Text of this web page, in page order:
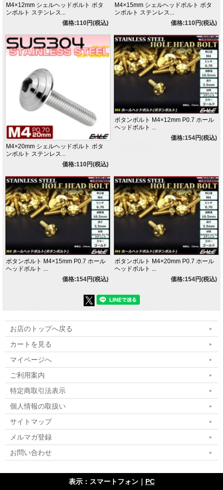
M4×12mm シェルヘッドボルト ボタ
ンボルト ステンレス...
価格:110円(税込)
M4×15mm シェルヘッドボルト ボタ
ンボルト ステンレス...
価格:110円(税込)
M4×20mm シェルヘッドボルト ボタ
ンボルト ステンレス...
価格:110円(税込)
ボタンボルト M4×12mm P0.7 ホール
ヘッドボルト ...
価格:154円(税込)
ボタンボルト M4×15mm P0.7 ホール
ヘッドボルト ...
価格:154円(税込)
ボタンボルト M4×20mm P0.7 ホール
ヘッドボルト ...
価格:154円(税込)
お店のトップへ戻る
カートを見る
マイページへ
ご利用案内
特定商取引法表示
個人情報の取扱い
サイトマップ
メルマガ登録
お問い合わせ
表示：スマートフォン｜ PC